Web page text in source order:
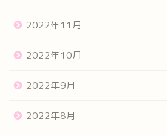
2022年11月
2022年10月
2022年9月
2022年8月